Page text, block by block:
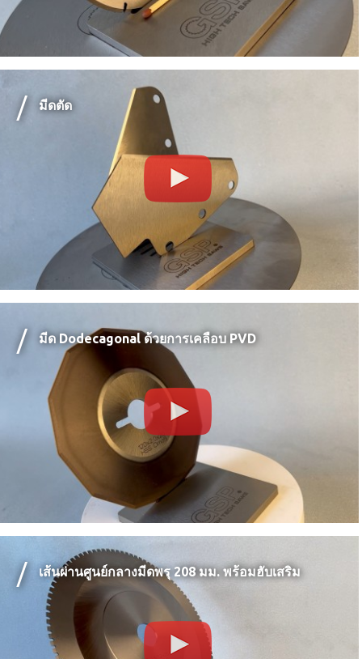
มีดตัด
มีด Dodecagonal ด้วยการเคลือบ PVD
เส้นผ่านศูนย์กลางมีดพรุ 208 มม. พร้อมฮับเสริม